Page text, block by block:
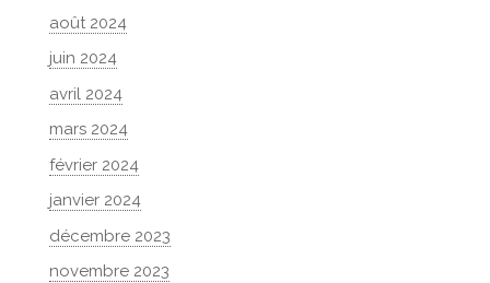
août 2024
juin 2024
avril 2024
mars 2024
février 2024
janvier 2024
décembre 2023
novembre 2023